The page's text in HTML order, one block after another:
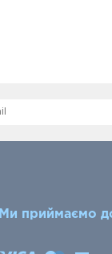
Ми приймаємо